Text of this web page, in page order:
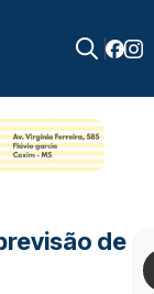
for:
de